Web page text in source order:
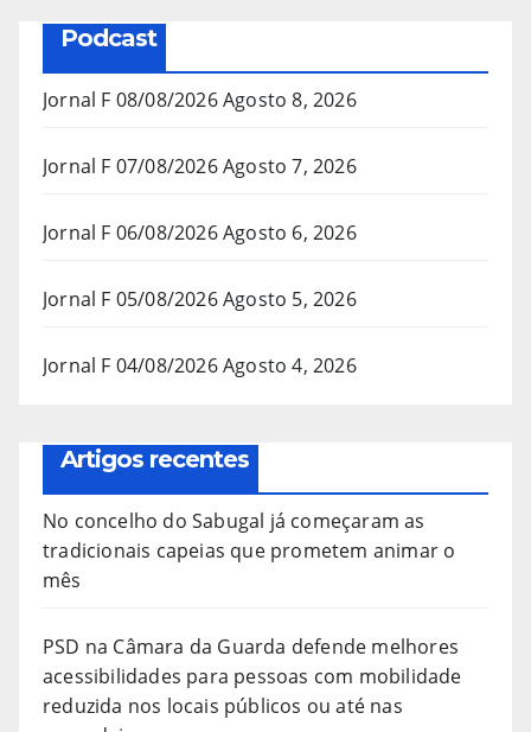
Podcast
Jornal F 08/08/2026Agosto 8, 2026
Jornal F 07/08/2026Agosto 7, 2026
Jornal F 06/08/2026Agosto 6, 2026
Jornal F 05/08/2026Agosto 5, 2026
Jornal F 04/08/2026Agosto 4, 2026
Artigos recentes
No concelho do Sabugal já começaram as
tradicionais capeias que prometem animar o
mês
PSD na Câmara da Guarda defende melhores
acessibilidades para pessoas com mobilidade
reduzida nos locais públicos ou até nas